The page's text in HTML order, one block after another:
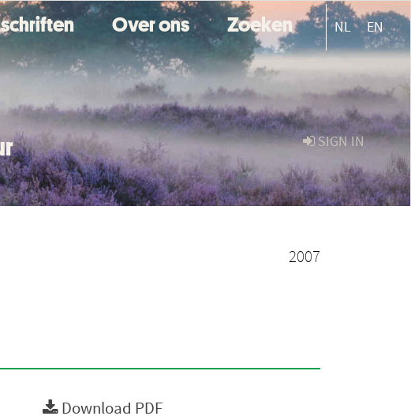
Over ons Zoeken NL EN
SIGN IN
2007
Download PDF